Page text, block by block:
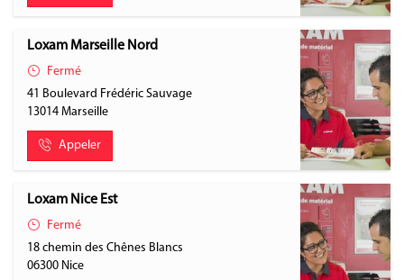
Loxam Marseille Nord
Fermé
41 Boulevard Frédéric Sauvage
13014 Marseille
Appeler
Loxam Nice Est
Fermé
18 chemin des Chênes Blancs
06300 Nice